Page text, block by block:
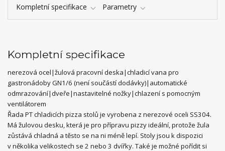
Kompletní specifikace Parametry
Kompletní specifikace
nerezová ocel|žulová pracovní deska|chladicí vana pro
gastronádoby GN1/6 (není součástí dodávky)|automatické
odmrazování|dveře|nastavitelné nožky|chlazení s pomocným
ventilátorem
Řada PT chladicích pizza stolů je vyrobena z nerezové oceli SS304.
Má žulovou desku, která je pro přípravu pizzy ideální, protože žula
zůstává chladná a těsto se na ni méně lepí. Stoly jsou k dispozici
v několika velikostech se 2 nebo 3 dvířky. Také je možné pořídit si